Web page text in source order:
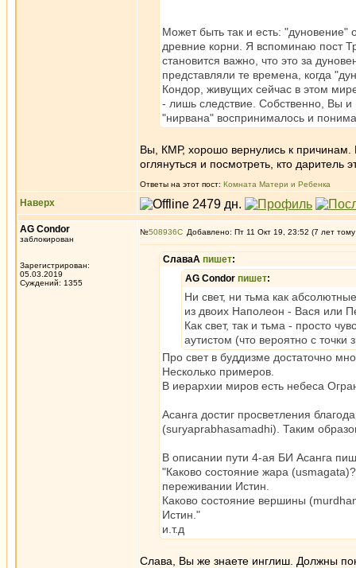
Может быть так и есть: "дуновение"
древние корни. Я вспоминаю пост
становится важно, что это за
представляли те времена, когда
Кондор, живущих сейчас в этом
- лишь следствие. Собственно, Вы и
"нирвана" воспринималось и
Вы, КМР, хорошо вернулись к причинам.
оглянуться и посмотреть, кто даритель
Ответы на этот пост: Комната Матери и Ребенка
Наверх
AG Condor
заблокирован
Зарегистрирован:
05.03.2019
Суждений: 1355
№508936 Добавлено: Пт 11 Окт 19, 23:52 (7 лет
СлаваА пишет:
AG Condor пишет:
Ни свет, ни тьма как
из двоих Наполеон - Вася или
Как свет, так и тьма - просто
аутистом (что вероятно с точки
Про свет в буддизме достаточно
Несколько примеров.
В иерархии миров есть небеса
Асанга достиг просветления
(suryaprabhasamadhi). Таким
В описании пути 4-ая БИ Асанга
"Каково состояние жара
переживании Истин.
Каково состояние вершины
Истин."
и.т.д
Слава, Вы же знаете инглиш. Должны